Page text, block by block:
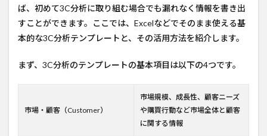
ば、初めて3C分析に取り組む場合でも漏れなく情報を書き出
すことができます。ここでは、Excelなどでそのまま使える基
本的な3C分析テンプレートと、その活用方法を紹介します。
まず、3C分析のテンプレートの基本項目は以下の4つです。
市場・顧客（Customer）
市場規模、成長性、顧客ニーズ
や購買行動など市場全体と顧客
に関する情報